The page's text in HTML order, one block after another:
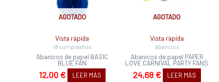
AGOTADO
Vista rápida
18 cumpleaños
Abanicos de papel BASIC
BLUE FAN
12,00 € LEER MÁS
AGOTADO
Vista rápida
Abanicos
Abanicos de papel PAPER
LOVE CARNIVAL PARTY FANS
24,68 € LEER MÁS